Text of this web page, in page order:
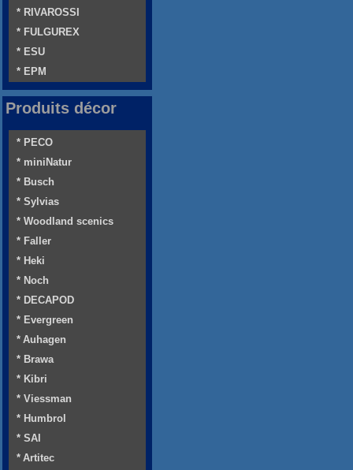
* RIVAROSSI
* FULGUREX
* ESU
* EPM
Produits décor
* PECO
* miniNatur
* Busch
* Sylvias
* Woodland scenics
* Faller
* Heki
* Noch
* DECAPOD
* Evergreen
* Auhagen
* Brawa
* Kibri
* Viessman
* Humbrol
* SAI
* Artitec